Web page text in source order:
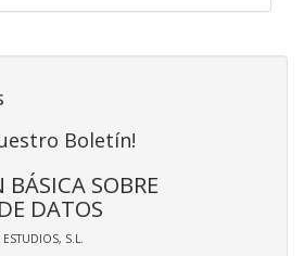
Boletín!
SOBRE
DATOS
S.L.